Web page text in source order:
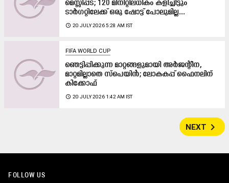
മെസ്സിപ്പട; 120 മിനിറ്റിലധികം കളിച്ചിട്ടും
ടാർഗറ്റിലേക്ക് ഒരു ഷോട്ട് പോലുമില്ല...
access_time 20 JULY 2026 5:28 AM IST
FIFA WORLD CUP
ഞെട്ടിപ്പിക്കുന്ന മാറ്റങ്ങളുമായി അർജന്‍റീന,
മാറ്റമില്ലാതെ സ്പെയിൻ; ലോകകപ്പ് ഫൈനലിന്
കിക്കോഫ്
access_time 20 JULY 2026 1:42 AM IST
NEXT navigate_next
FOLLOW US